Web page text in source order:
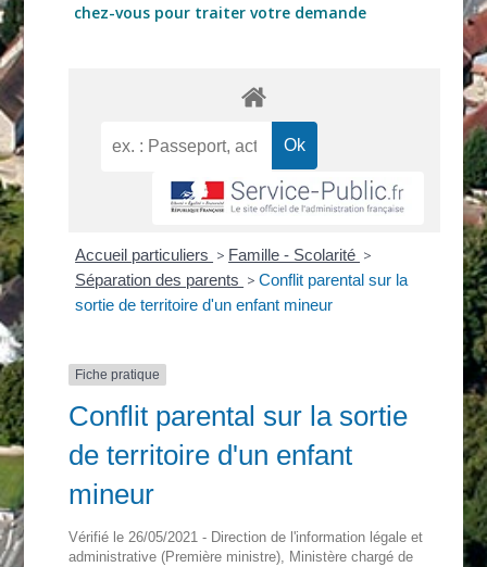
chez-vous pour traiter votre demande
Accueil particuliers > Famille - Scolarité >
Séparation des parents > Conflit parental sur la
sortie de territoire d'un enfant mineur
Fiche pratique
Conflit parental sur la sortie
de territoire d'un enfant
mineur
Vérifié le 26/05/2021 - Direction de l'information légale et
administrative (Première ministre), Ministère chargé de